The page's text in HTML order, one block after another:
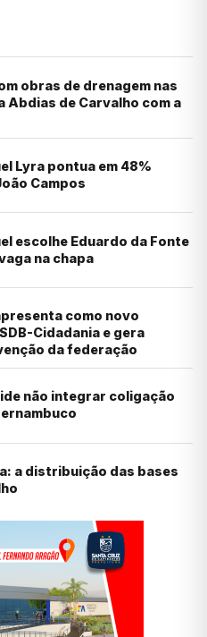
obras de drenagem nas
Abdias de Carvalho com a
Lyra pontua em 48%
Campos
escolhe Eduardo da Fonte
na chapa
como novo
Cidadania e gera
da federação
não integrar coligação
a distribuição das bases